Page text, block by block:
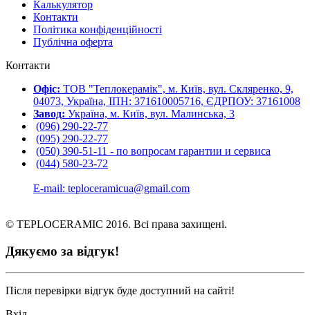
Калькулятор
Контакти
Політика конфіденційності
Публічна оферта
Контакти
Офіс: ТОВ "Теплокерамік", м. Київ, вул. Скляренко, 9,
04073, Україна, ІПН: 371610005716, ЄДРПОУ: 37161008
Завод: Україна, м. Київ, вул. Малинська, 3
(096) 290-22-77
(095) 290-22-77
(050) 390-51-11 - по вопросам гарантии и cервиса
(044) 580-23-72
E-mail: teploceramicua@gmail.com
© TEPLOCERAMIC 2016. Всі права захищені.
Дякуємо за відгук!
Після перевірки відгук буде доступний на сайті!